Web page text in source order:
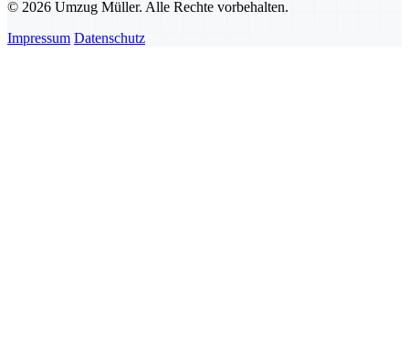
© 2026 Umzug Müller. Alle Rechte vorbehalten.
Impressum Datenschutz